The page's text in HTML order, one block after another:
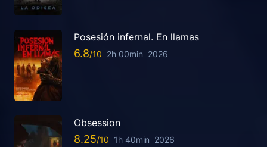
Posesión infernal. En llamas
6.8 2h 00min 2026
Obsession
8.25 1h 40min 2026